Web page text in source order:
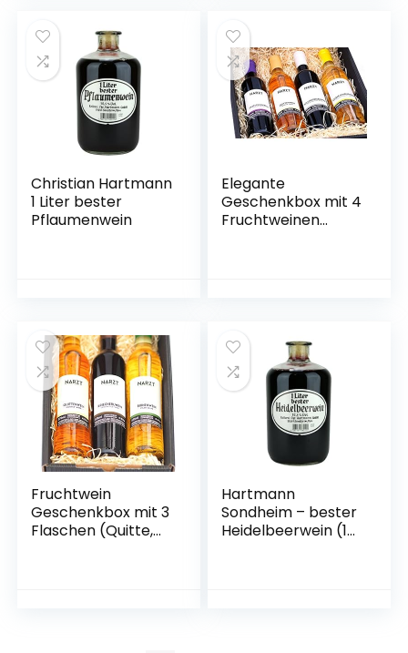
Christian Hartmann
1 Liter bester
Pflaumenwein
Elegante
Geschenkbox mit 4
Fruchtweinen
Fruchtwein
Geschenkbox mit 3
Flaschen (Quitte,
Hartmann
Sondheim – bester
Heidelbeerwein (1